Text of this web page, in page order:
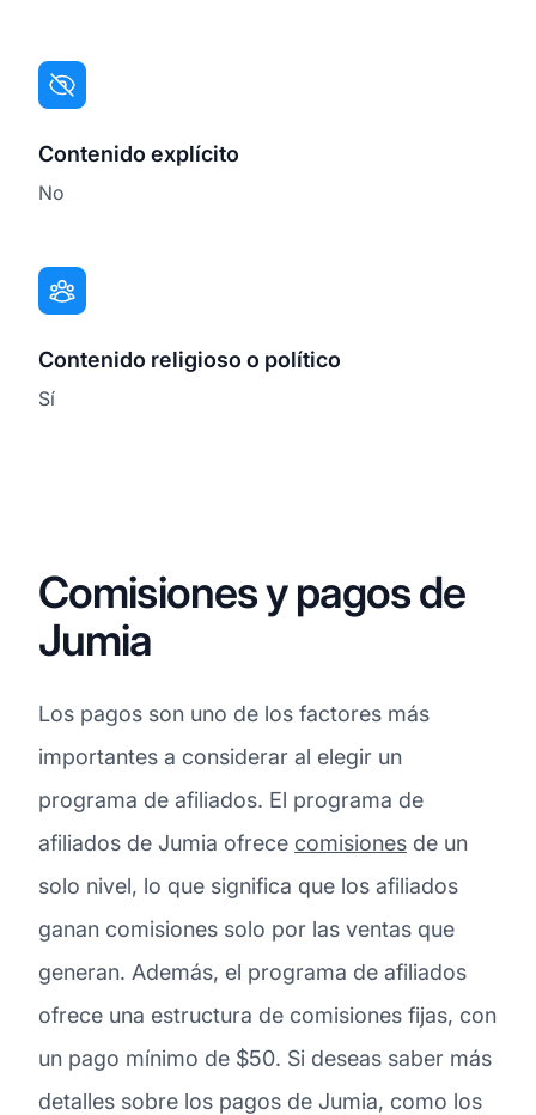
Contenido explícito
No
Contenido religioso o político
Sí
Comisiones y pagos de
Jumia
Los pagos son uno de los factores más
importantes a considerar al elegir un
programa de afiliados. El programa de
afiliados de Jumia ofrece comisiones de un
solo nivel, lo que significa que los afiliados
ganan comisiones solo por las ventas que
generan. Además, el programa de afiliados
ofrece una estructura de comisiones fijas, con
un pago mínimo de $50. Si deseas saber más
detalles sobre los pagos de Jumia, como los